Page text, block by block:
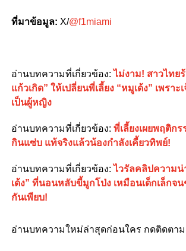
ที่มาข้อมูล: X/@f1miami
อ่านบทความที่เกี่ยวข้อง:ไม่งาม! สาวไทย
แก้วเกิด” ให้เปลี่ยนพี่เลี้ยง “หมูเด้ง” เพราะ
เป็นผู้หญิง
อ่านบทความที่เกี่ยวข้อง: พี่เลี้ยงเผยพฤติกร
กินแซ่บ แท้จริงแล้วน้องกำลังเคี้ยวทิพย์!
อ่านบทความที่เกี่ยวข้อง:ไวรัลคลิปความน่
เด้ง” ที่นอนหลับขี้มูกโป่ง เหมือนเด็กเล็กจ
กันเพียบ!
อ่านบทความใหม่ล่าสุดก่อนใคร กดติดตามเ